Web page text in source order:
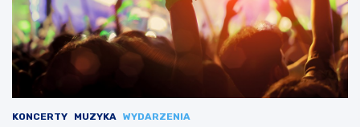
KONCERTY MUZYKA WYDARZENIA